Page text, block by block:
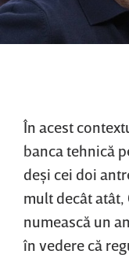
În acest
banca tehnică
deşi cei doi
mult decât atât,
numească un
în vedere că